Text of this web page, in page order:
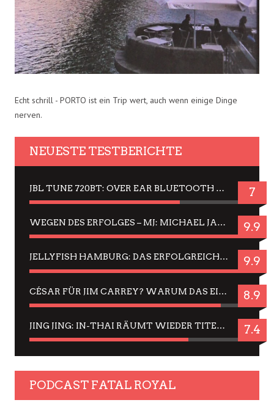
Echt schrill - PORTO ist ein Trip wert, auch wenn einige Dinge
nerven.
NEUESTE TESTBERICHTE
JBL TUNE 720BT: OVER EAR BLUETOOTH KOPFHÖRER UM DIE 50,-€ IM DAUER-TEST 7
WEGEN DES ERFOLGES – MJ: MICHAEL JACKSON MUSICAL IN EINER MATINEE SEHEN 9.9
JELLYFISH HAMBURG: DAS ERFOLGREICHE SOMMER-MENÜ 2025 IN GEFÜHLEN UND BILDERN 9.9
CÉSAR FÜR JIM CARREY? WARUM DAS EINER DER NERVIGSTEN ACTORS IST UND BLEIBT 8.9
JING JING: IN-THAI RÄUMT WIEDER TITEL AB – EIN ZWEI-STUNDEN-ERLEBNISBERICHT 7.4
PODCAST FATAL ROYAL